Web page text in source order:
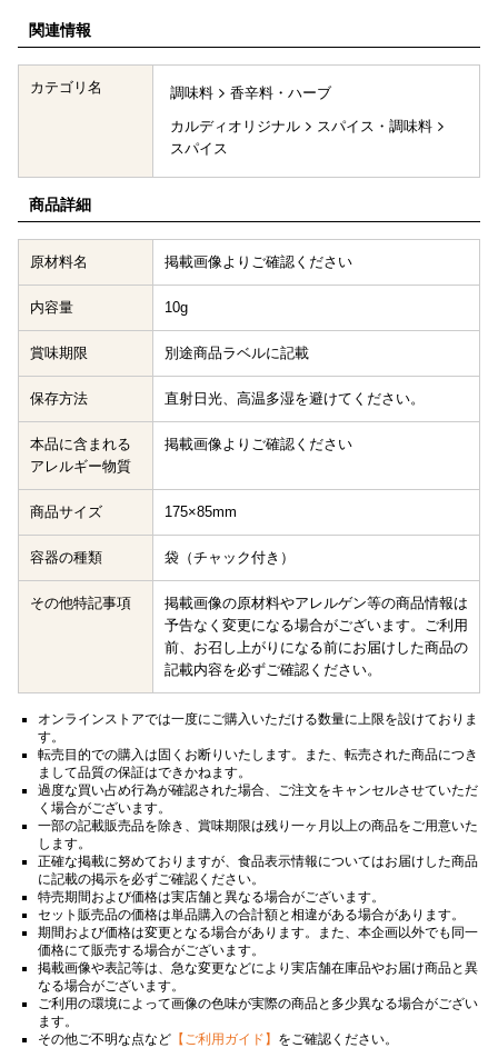
関連情報
カテゴリ名 調味料
香辛料・ハーブ
カルディオリジナル
スパイス・調味料
スパイス
商品詳細
原材料名 掲載画像よりご確認ください
内容量 10g
賞味期限 別途商品ラベルに記載
保存方法 直射日光、高温多湿を避けてください。
本品に含まれる
アレルギー物質
掲載画像よりご確認ください
商品サイズ 175×85mm
容器の種類 袋（チャック付き）
その他特記事項
掲載画像の原材料やアレルゲン等の商品情報は
予告なく変更になる場合がございます。ご利用
前、お召し上がりになる前にお届けした商品の
記載内容を必ずご確認ください。
オンラインストアでは一度にご購入いただける数量に上限を設けておりま
す。
転売目的での購入は固くお断りいたします。また、転売された商品につき
まして品質の保証はできかねます。
過度な買い占め行為が確認された場合、ご注文をキャンセルさせていただ
く場合がございます。
一部の記載販売品を除き、賞味期限は残り一ヶ月以上の商品をご用意いた
します。
正確な掲載に努めておりますが、食品表示情報についてはお届けした商品
に記載の掲示を必ずご確認ください。
特売期間および価格は実店舗と異なる場合がございます。
セット販売品の価格は単品購入の合計額と相違がある場合があります。
期間および価格は変更となる場合があります。また、本企画以外でも同一
価格にて販売する場合がございます。
掲載画像や表記等は、急な変更などにより実店舗在庫品やお届け商品と異
なる場合がございます。
ご利用の環境によって画像の色味が実際の商品と多少異なる場合がござい
ます。
その他ご不明な点など 【ご利用ガイド】 をご確認ください。